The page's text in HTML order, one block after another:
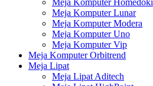
Meja Komputer Homedoki
Meja Komputer Lunar
Meja Komputer Modera
Meja Komputer Uno
Meja Komputer Vip
Meja Komputer Orbitrend
Meja Lipat
Meja Lipat Aditech